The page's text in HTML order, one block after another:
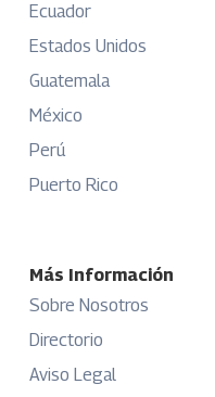
Ecuador
Estados Unidos
Guatemala
México
Perú
Puerto Rico
Más Información
Sobre Nosotros
Directorio
Aviso Legal